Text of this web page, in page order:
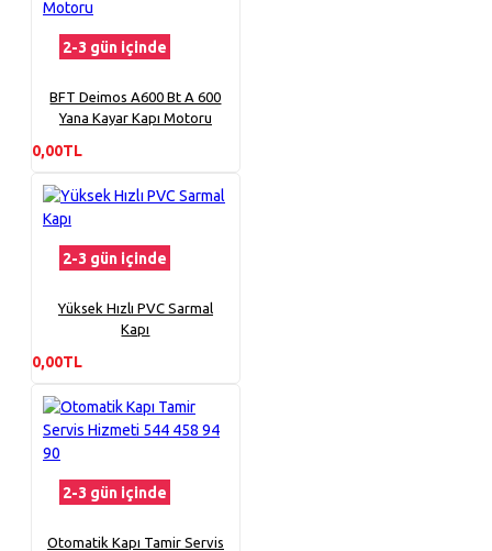
2-3 gün içinde
BFT Deimos A600 Bt A 600
Yana Kayar Kapı Motoru
0,00TL
2-3 gün içinde
Yüksek Hızlı PVC Sarmal
Kapı
0,00TL
2-3 gün içinde
Otomatik Kapı Tamir Servis